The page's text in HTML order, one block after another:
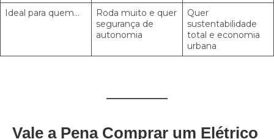
Ideal para quem…
Roda muito e quer
segurança de
autonomia
Quer
sustentabilidade
total e economia
urbana
Vale a Pena Comprar um Elétrico